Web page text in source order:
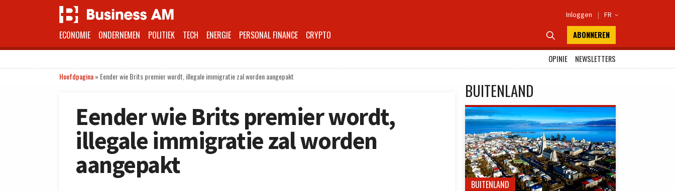
Inloggen | FR 
ECONOMIE ONDERNEMEN POLITIEK TECH ENERGIE PERSONAL FINANCE CRYPTO  ABONNEREN
OPINIE
NEWSLETTERS
Hoofdpagina» Eender wie Brits premier wordt, illegale immigratie zal worden aangepakt
Eender wie Brits premier wordt,
illegale immigratie zal worden
aangepakt
BUITENLAND
BUITENLAND